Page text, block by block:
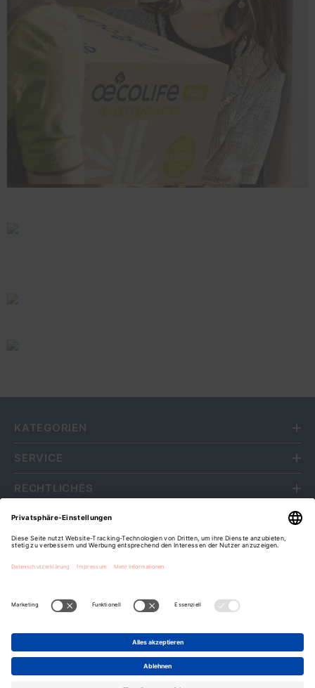
KATEGORIEN
SERVICE
RECHTLICHES
ÜBER UNS
Cookie-Einstellungen
Zahlungsarten